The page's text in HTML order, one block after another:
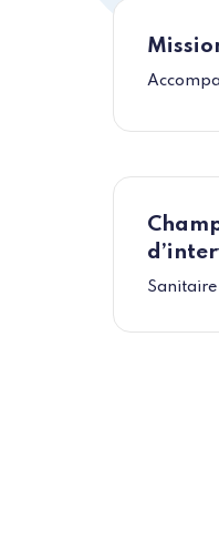
Sanitaire